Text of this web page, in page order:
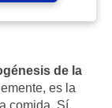
de la
es la
comida. Sí.